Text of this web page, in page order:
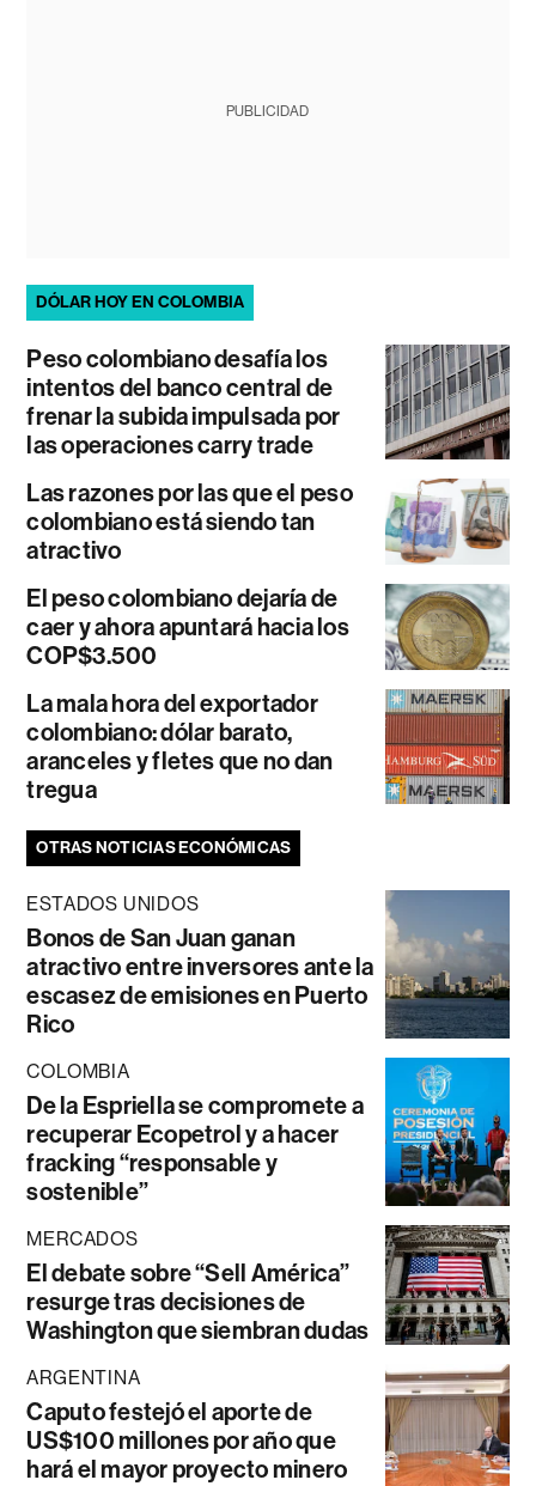
PUBLICIDAD
DÓLAR HOY EN COLOMBIA
Peso colombiano desafía los
intentos del banco central de
frenar la subida impulsada por
las operaciones carry trade
Las razones por las que el peso
colombiano está siendo tan
atractivo
El peso colombiano dejaría de
caer y ahora apuntará hacia los
COP$3.500
La mala hora del exportador
colombiano: dólar barato,
aranceles y fletes que no dan
tregua
OTRAS NOTICIAS ECONÓMICAS
ESTADOS UNIDOS
Bonos de San Juan ganan
atractivo entre inversores ante la
escasez de emisiones en Puerto
Rico
COLOMBIA
De la Espriella se compromete a
recuperar Ecopetrol y a hacer
fracking “responsable y
sostenible”
MERCADOS
El debate sobre “Sell América”
resurge tras decisiones de
Washington que siembran dudas
ARGENTINA
Caputo festejó el aporte de
US$100 millones por año que
hará el mayor proyecto minero